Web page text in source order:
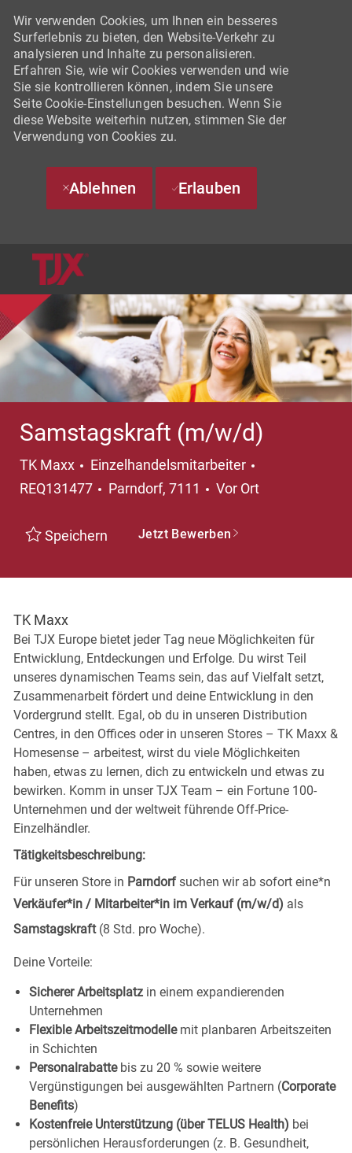
Wir verwenden Cookies, um Ihnen ein besseres
Surferlebnis zu bieten, den Website-Verkehr zu
analysieren und Inhalte zu personalisieren.
Erfahren Sie, wie wir Cookies verwenden und wie
Sie sie kontrollieren können, indem Sie unsere
Seite Cookie-Einstellungen besuchen. Wenn Sie
diese Website weiterhin nutzen, stimmen Sie der
Verwendung von Cookies zu.
Ablehnen Erlauben
Samstagskraft (m/w/d)
TK Maxx Kategorie
Einzelhandelsmitarbeiter
REQ131477
Ort
Parndorf, 7111 Vor Ort
Speichern Jetzt Bewerben
TK Maxx
Bei TJX Europe bietet jeder Tag neue Möglichkeiten für
Entwicklung, Entdeckungen und Erfolge. Du wirst Teil
unseres dynamischen Teams sein, das auf Vielfalt setzt,
Zusammenarbeit fördert und deine Entwicklung in den
Vordergrund stellt. Egal, ob du in unseren Distribution
Centres, in den Offices oder in unseren Stores – TK Maxx &
Homesense – arbeitest, wirst du viele Möglichkeiten
haben, etwas zu lernen, dich zu entwickeln und etwas zu
bewirken. Komm in unser TJX Team – ein Fortune 100-
Unternehmen und der weltweit führende Off-Price-
Einzelhändler.
Tätigkeitsbeschreibung:
Für unseren Store in Parndorfsuchen wir ab sofort eine*n
Verkäufer*in / Mitarbeiter*in im Verkauf (m/w/d) als
Samstagskraft(8 Std. pro Woche).
Deine Vorteile:
Sicherer Arbeitsplatz in einem expandierenden
Unternehmen
Flexible Arbeitszeitmodelle mit planbaren Arbeitszeiten
in Schichten
Personalrabatte bis zu 20 % sowie weitere
Vergünstigungen bei ausgewählten Partnern (Corporate
Benefits)
Kostenfreie Unterstützung (über TELUS Health) bei
persönlichen Herausforderungen (z. B. Gesundheit,